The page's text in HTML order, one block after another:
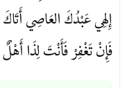
إِلهِي عَبْدُكَ العَاصِي
فَإِنْ تَغْفِرْ فَأَنْتَ لِذَا